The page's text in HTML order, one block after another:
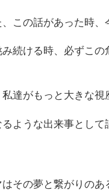
この話があった時
続ける時、必ずこ
達がもっと大きな視
ような出来事として
その夢と繋がりのあ